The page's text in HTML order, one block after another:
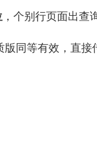
，个别行页面出查
版同等有效，直